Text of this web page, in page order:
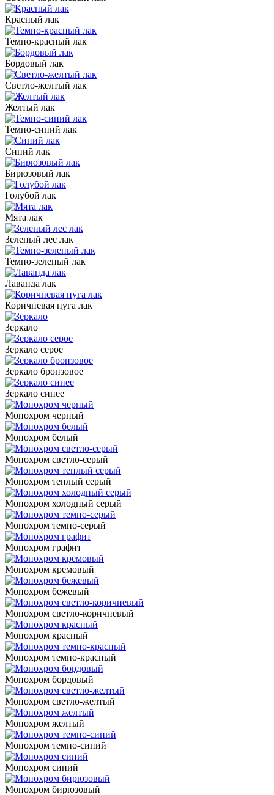
Красный лак
Темно-красный лак
Бордовый лак
Светло-желтый лак
Желтый лак
Темно-синий лак
Синий лак
Бирюзовый лак
Голубой лак
Мята лак
Зеленый лес лак
Темно-зеленый лак
Лаванда лак
Коричневая нуга лак
Зеркало
Зеркало серое
Зеркало бронзовое
Зеркало синее
Монохром черный
Монохром белый
Монохром светло-серый
Монохром теплый серый
Монохром холодный серый
Монохром темно-серый
Монохром графит
Монохром кремовый
Монохром бежевый
Монохром светло-коричневый
Монохром красный
Монохром темно-красный
Монохром бордовый
Монохром светло-желтый
Монохром желтый
Монохром темно-синий
Монохром синий
Монохром бирюзовый